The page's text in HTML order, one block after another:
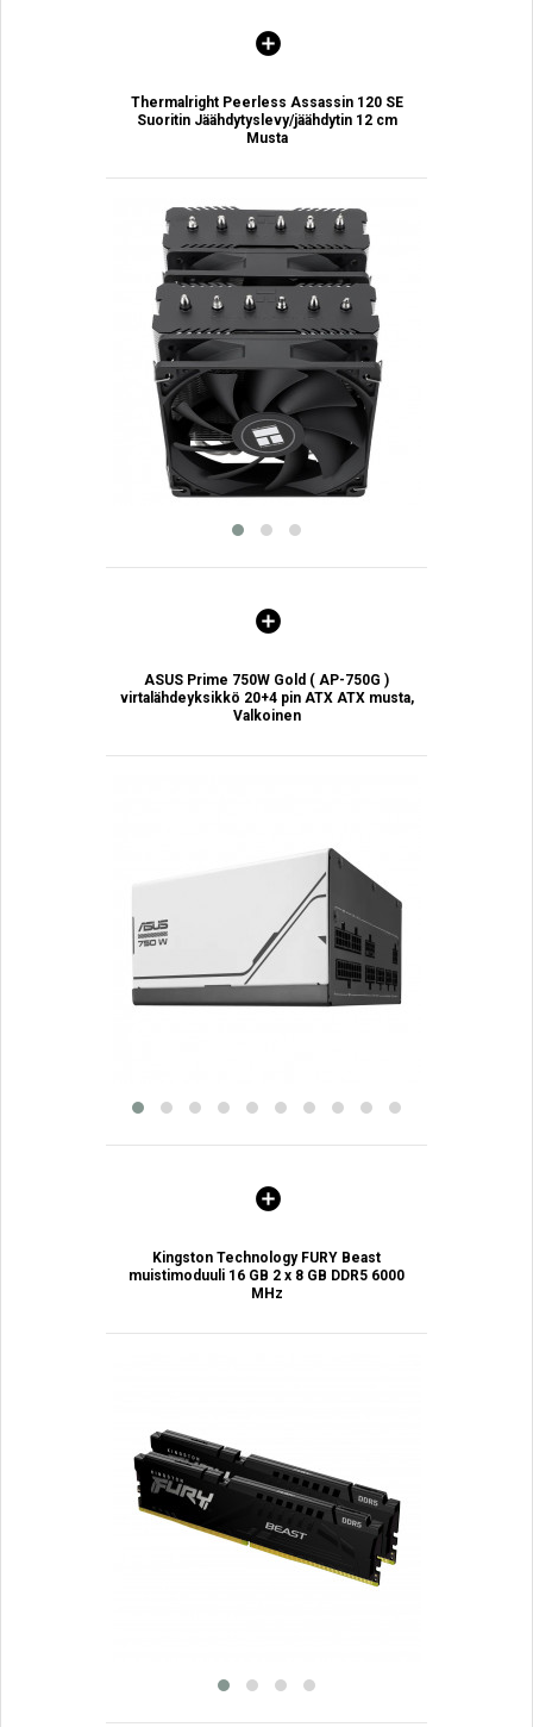
Thermalright Peerless Assassin 120 SE
Suoritin Jäähdytyslevy/jäähdytin 12 cm
Musta
ASUS Prime 750W Gold ( AP-750G )
virtalähdeyksikkö 20+4 pin ATX ATX musta,
Valkoinen
Kingston Technology FURY Beast
muistimoduuli 16 GB 2 x 8 GB DDR5 6000
MHz